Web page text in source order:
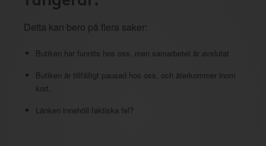
Detta kan bero på flera saker:
Butiken har funnits hos oss, men samarbetet är avslutat
Butiken är tillfälligt pausad hos oss, och återkommer inom
kort.
Länken innehöll faktiska fel?